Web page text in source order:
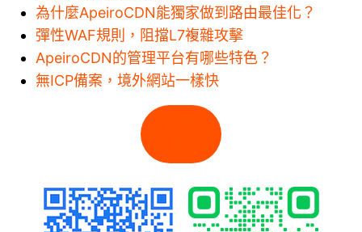
為什麼ApeiroCDN能獨家做到路由最佳化？
彈性WAF規則，阻擋L7複雜攻擊
ApeiroCDN的管理平台有哪些特色？
無ICP備案，境外網站一樣快